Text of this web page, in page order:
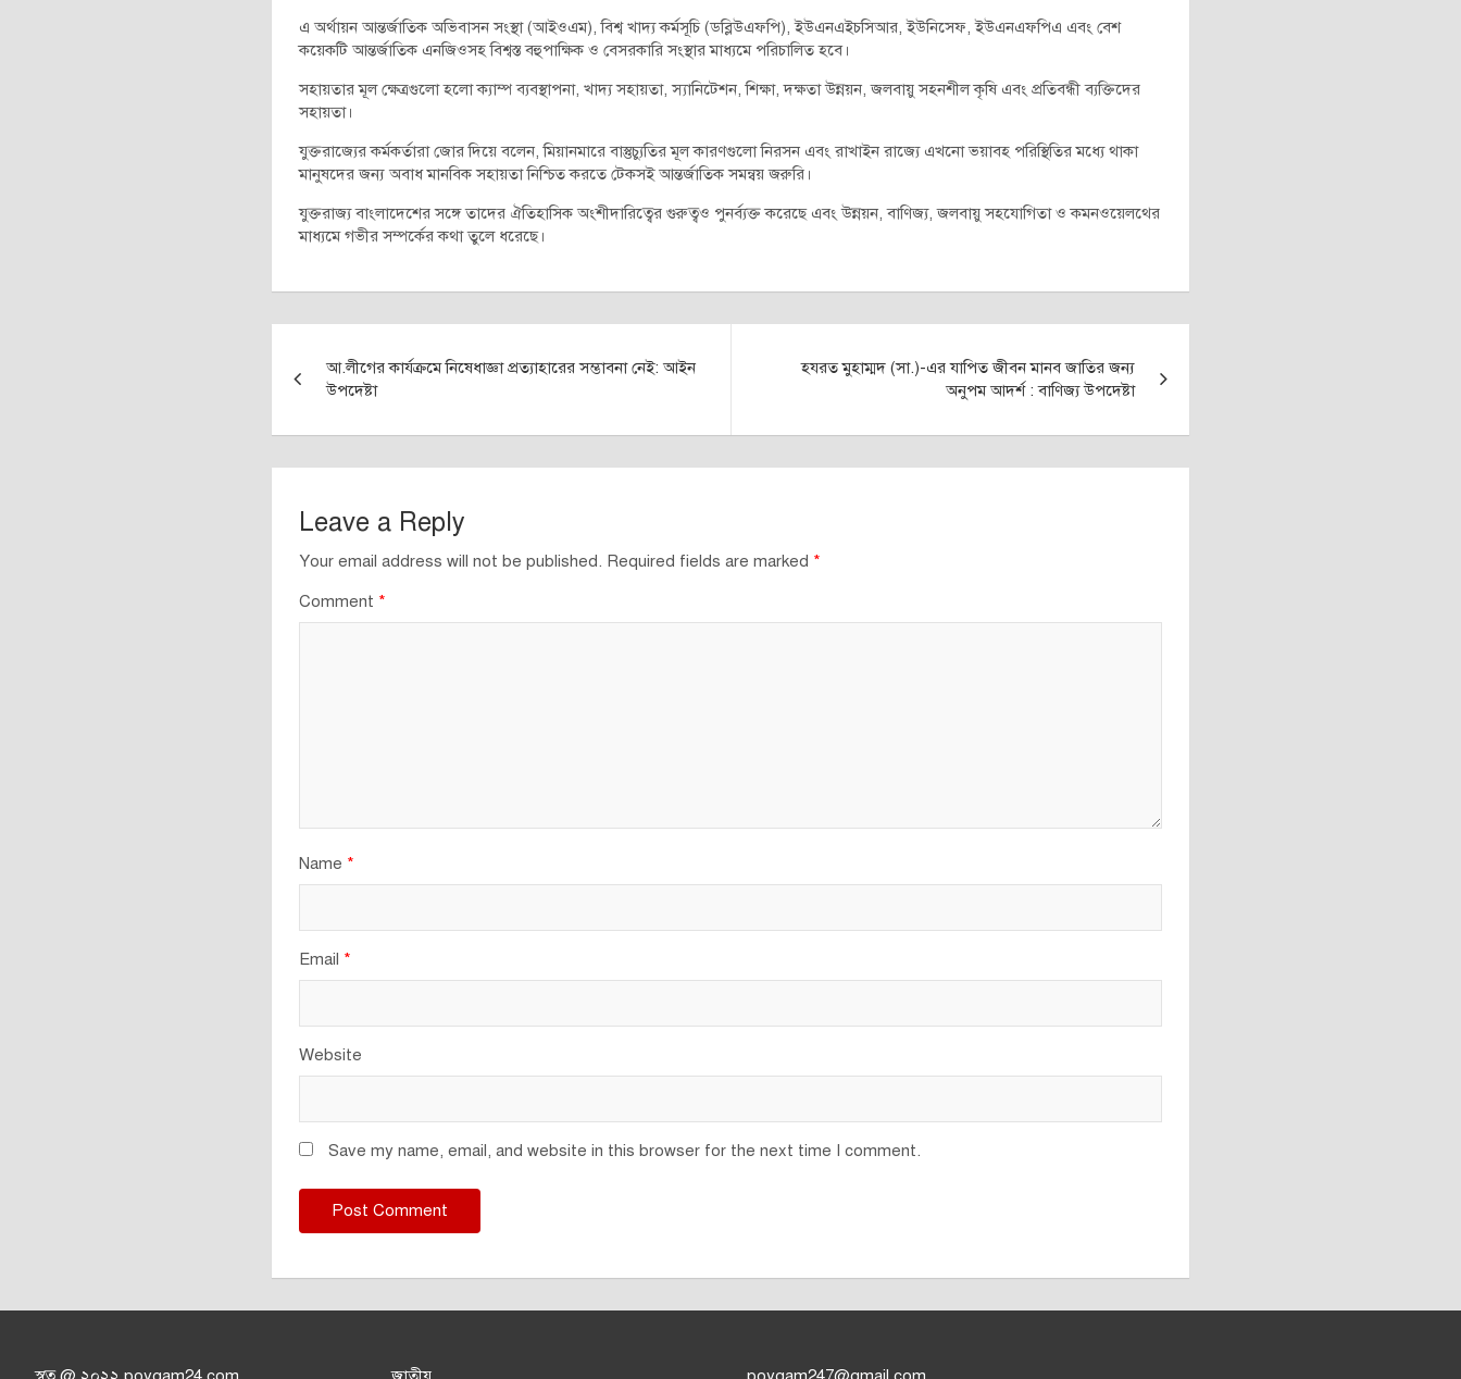
এ অর্থায়ন আন্তর্জাতিক অভিবাসন সংস্থা (আইওএম), বিশ্ব খাদ্য কর্মসূচি (ডব্লিউএফপি), ইউএনএইচসিআর, ইউনিসেফ, ইউএনএফপিএ এবং বেশ
কয়েকটি আন্তর্জাতিক এনজিওসহ বিশ্বস্ত বহুপাক্ষিক ও বেসরকারি সংস্থার মাধ্যমে পরিচালিত হবে।
সহায়তার মূল ক্ষেত্রগুলো হলো ক্যাম্প ব্যবস্থাপনা, খাদ্য সহায়তা, স্যানিটেশন, শিক্ষা, দক্ষতা উন্নয়ন, জলবায়ু সহনশীল কৃষি এবং প্রতিবন্ধী ব্যক্তিদের
সহায়তা।
যুক্তরাজ্যের কর্মকর্তারা জোর দিয়ে বলেন, মিয়ানমারে বাস্তুচ্যুতির মূল কারণগুলো নিরসন এবং রাখাইন রাজ্যে এখনো ভয়াবহ পরিস্থিতির মধ্যে থাকা
মানুষদের জন্য অবাধ মানবিক সহায়তা নিশ্চিত করতে টেকসই আন্তর্জাতিক সমন্বয় জরুরি।
যুক্তরাজ্য বাংলাদেশের সঙ্গে তাদের ঐতিহাসিক অংশীদারিত্বের গুরুত্বও পুনর্ব্যক্ত করেছে এবং উন্নয়ন, বাণিজ্য, জলবায়ু সহযোগিতা ও কমনওয়েলথের
মাধ্যমে গভীর সম্পর্কের কথা তুলে ধরেছে।
navigation
আ.লীগের কার্যক্রমে নিষেধাজ্ঞা প্রত্যাহারের সম্ভাবনা নেই: আইন
উপদেষ্টা
হযরত মুহাম্মদ (সা.)-এর যাপিত জীবন মানব জাতির জন্য
অনুপম আদর্শ : বাণিজ্য উপদেষ্টা
Leave a Reply
Your email address will not be published. Required fields are marked *
Comment *
Name *
Email *
Website
Save my name, email, and website in this browser for the next time I comment.